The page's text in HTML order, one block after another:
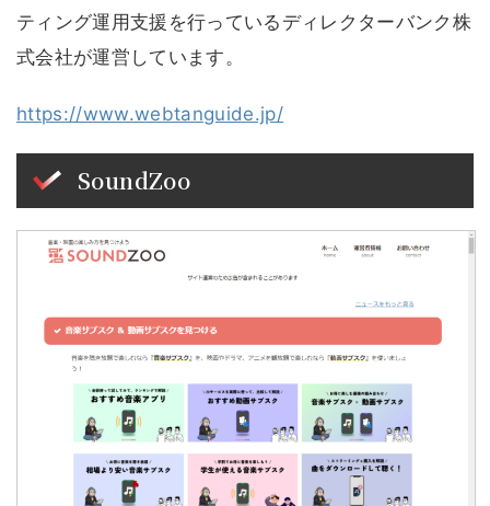
ティング運用支援を行っているディレクターバンク株
式会社が運営しています。
https://www.webtanguide.jp/
SoundZoo